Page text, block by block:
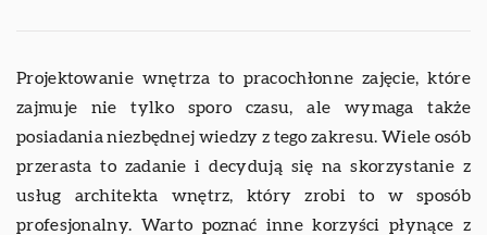
Projektowanie wnętrza to pracochłonne zajęcie, które
zajmuje nie tylko sporo czasu, ale wymaga także
posiadania niezbędnej wiedzy z tego zakresu. Wiele osób
przerasta to zadanie i decydują się na skorzystanie z
usług architekta wnętrz, który zrobi to w sposób
profesjonalny. Warto poznać inne korzyści płynące z